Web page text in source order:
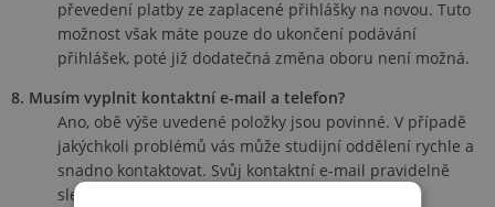
převedení platby ze zaplacené přihlášky na novou. Tuto
možnost však máte pouze do ukončení podávání
přihlášek, poté již dodatečná změna oboru není možná.
8. Musím vyplnit kontaktní e-mail a telefon?
Ano, obě výše uvedené položky jsou povinné. V případě
jakýchkoli problémů vás může studijní oddělení rychle a
snadno kontaktovat. Svůj kontaktní e-mail pravidelně
sledujte.